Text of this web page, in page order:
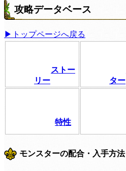
攻略データベース
▶トップページへ戻る
ストー
リー
ター
特性
モンスターの配合・入手方法